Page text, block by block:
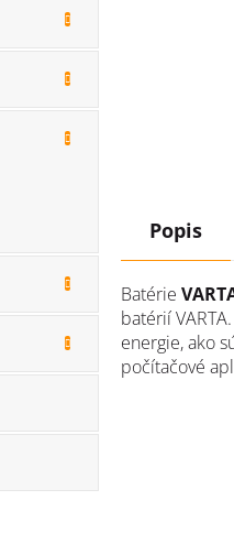
Popis
Batérie
batérií
energie, ako
počítačové